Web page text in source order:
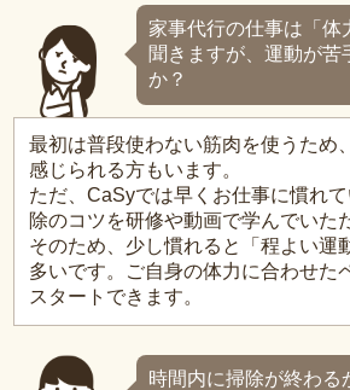
家事代行の仕事は「体
聞きますが、運動が苦
か？
最初は普段使わない筋肉を使うため
感じられる方もいます。
ただ、CaSyでは早くお仕事に慣れ
除のコツを研修や動画で学んでいた
そのため、少し慣れると「程よい運
多いです。ご自身の体力に合わせた
スタートできます。
時間内に掃除が終わる